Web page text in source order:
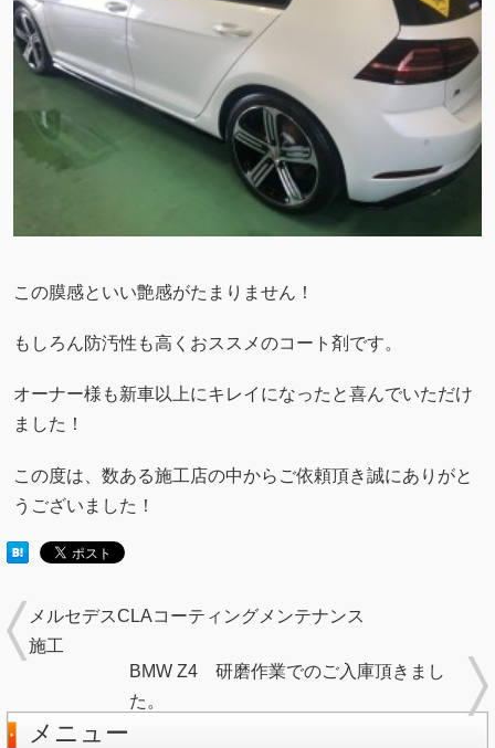
この膜感といい艶感がたまりません！
もしろん防汚性も高くおススメのコート剤です。
オーナー様も新車以上にキレイになったと喜んでいただけ
ました！
この度は、数ある施工店の中からご依頼頂き誠にありがと
うございました！
メルセデスCLAコーティングメンテナンス
施工
BMW Z4 研磨作業でのご入庫頂きまし
た。
メニュー